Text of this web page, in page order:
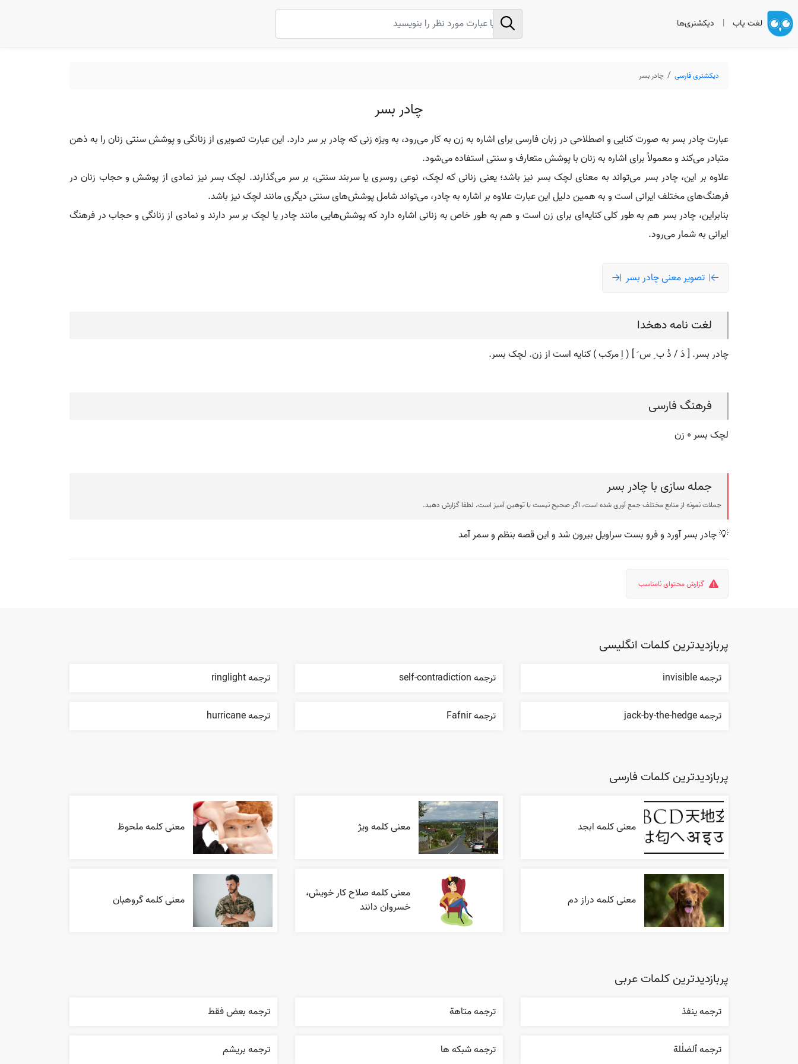
لغت یاب | دیکشنری‌ها
دیکشنری فارسی چادر بسر
چادر بسر
عبارت چادر بسر به صورت کنایی و اصطلاحی در زبان فارسی برای اشاره به زن به کار می‌رود، به ویژه زنی که چادر بر سر دارد. این عبارت تصویری از زنانگی و پوشش سنتی زنان را به ذهن
متبادر می‌کند و معمولاً برای اشاره به زنان با پوشش متعارف و سنتی استفاده می‌شود.
علاوه بر این، چادر بسر می‌تواند به معنای لچک بسر نیز باشد؛ یعنی زنانی که لچک، نوعی روسری یا سربند سنتی، بر سر می‌گذارند. لچک بسر نیز نمادی از پوشش و حجاب زنان در
فرهنگ‌های مختلف ایرانی است و به همین دلیل این عبارت علاوه بر اشاره به چادر، می‌تواند شامل پوشش‌های سنتی دیگری مانند لچک نیز باشد.
بنابراین، چادر بسر هم به طور کلی کنایه‌ای برای زن است و هم به طور خاص به زنانی اشاره دارد که پوشش‌هایی مانند چادر یا لچک بر سر دارند و نمادی از زنانگی و حجاب در فرهنگ
ایرانی به شمار می‌رود.
تصویر معنی چادر بسر
لغت نامه دهخدا
چادر بسر. [ دَ / دُ ب ِ س َ ] ( اِ مرکب ) کنایه است از زن. لچک بسر.
فرهنگ فارسی
لچک بسر ٠ زن
جمله سازی با چادر بسر
جملات نمونه از منابع مختلف جمع آوری شده است، اگر صحیح نیست یا توهین آمیز است، لطفا گزارش دهید.
💡 چادر بسر آورد و فرو بست سراویل بیرون شد و این قصه بنظم و سمر آمد
گزارش محتوای نامناسب
پربازدیدترین کلمات انگلیسی
ترجمه invisible ترجمه self-contradiction ترجمه ringlight
ترجمه jack-by-the-hedge ترجمه Fafnir ترجمه hurricane
پربازدیدترین کلمات فارسی
معنی کلمه ابجد معنی کلمه ویژ معنی کلمه ملحوظ
معنی کلمه دراز دم
معنی کلمه صلاح کار خویش،
خسروان دانند
معنی کلمه گروهبان
پربازدیدترین کلمات عربی
ترجمه ينفذ ترجمه متاهة ترجمه بعض فقط
ترجمه ٱلضلٰلة ترجمه شبکه ها ترجمه بریشم